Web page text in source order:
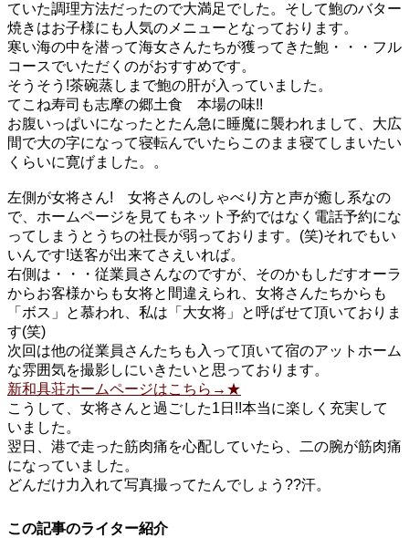
ていた調理方法だったので大満足でした。そして鮑のバター
焼きはお子様にも人気のメニューとなっております。
寒い海の中を潜って海女さんたちが獲ってきた鮑・・・フル
コースでいただくのがおすすめです。
そうそう!茶碗蒸しまで鮑の肝が入っていました。
てこね寿司も志摩の郷土食 本場の味!!
お腹いっぱいになったとたん急に睡魔に襲われまして、大広
間で大の字になって寝転んでいたらこのまま寝てしまいたい
くらいに寛げました。。
左側が女将さん! 女将さんのしゃべり方と声が癒し系なの
で、ホームページを見てもネット予約ではなく電話予約にな
ってしまうとうちの社長が弱っております。(笑)それでもい
いんです!送客が出来てさえいれば。
右側は・・・従業員さんなのですが、そのかもしだすオーラ
からお客様からも女将と間違えられ、女将さんたちからも
「ボス」と慕われ、私は「大女将」と呼ばせて頂いておりま
す(笑)
次回は他の従業員さんたちも入って頂いて宿のアットホーム
な雰囲気を撮影しにいきたいと思っております。
新和具荘ホームページはこちら→★
こうして、女将さんと過ごした1日!!本当に楽しく充実して
いました。
翌日、港で走った筋肉痛を心配していたら、二の腕が筋肉痛
になっていました。
どんだけ力入れて写真撮ってたんでしょう??汗。
この記事のライター紹介